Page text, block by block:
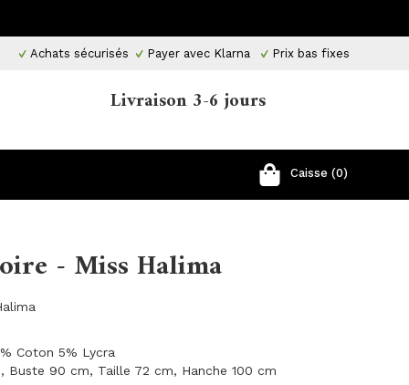
Achats sécurisés Payer avec Klarna Prix ​​bas fixes
Livraison 3-6 jours
Caisse (0)
- Miss Halima
Coton 5% Lycra
Buste 90 cm, Taille 72 cm, Hanche 100 cm